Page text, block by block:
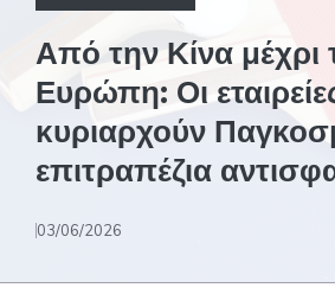
Από την Κίνα μέχρι
Ευρώπη: Οι
κυριαρχούν
επιτραπέζια
03/06/2026